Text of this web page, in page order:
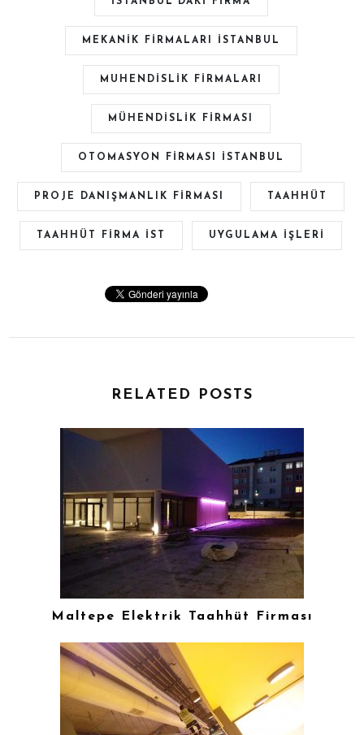
MEKANIK FIRMALARI ISTANBUL
MUHENDISLIK FIRMALARI
MÜHENDISLIK FIRMASI
OTOMASYON FIRMASI ISTANBUL
PROJE DANIŞMANLIK FIRMASI TAAHHÜT
TAAHHÜT FIRMA IST UYGULAMA IŞLERI
RELATED POSTS
Maltepe Elektrik Taahhüt Firması